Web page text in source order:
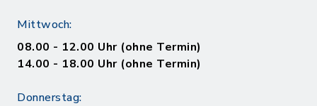
Mittwoch:
08.00 - 12.00 Uhr (ohne Termin)
14.00 - 18.00 Uhr (ohne Termin)
Donnerstag: